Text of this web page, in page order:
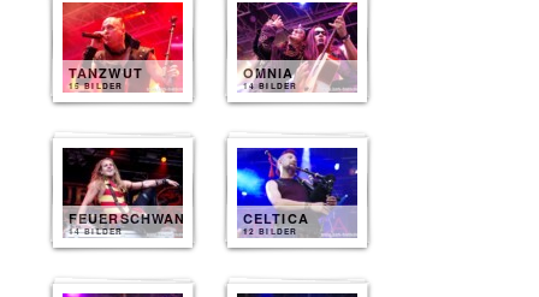
TANZWUT
15 BILDER
OMNIA
14 BILDER
FEUERSCHWANZ
14 BILDER
CELTICA
12 BILDER